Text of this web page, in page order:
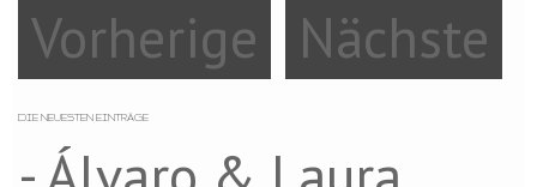
Vorherige Nächste
DIE NEUESTEN EINTRÄGE